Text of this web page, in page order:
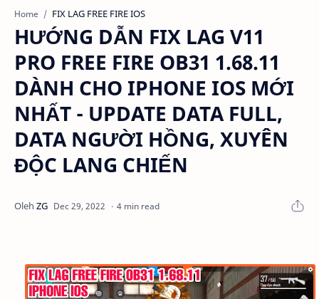
Home FIX LAG FREE FIRE IOS
HƯỚNG DẪN FIX LAG V11
PRO FREE FIRE OB31 1.68.11
DÀNH CHO IPHONE IOS MỚI
NHẤT - UPDATE DATA FULL,
DATA NGƯỜI HỒNG, XUYÊN
ĐỘC LANG CHIẾN
4 min read